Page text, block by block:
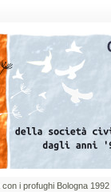
i profughi Bologna 1992